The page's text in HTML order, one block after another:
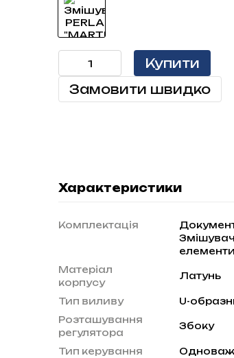
Купити
Замовити швидко
Характеристики
Комплектація
елементи
Матеріал
корпусу
Латунь
Тип виливу
U-
Розташування
регулятора
Збоку
Тип керування